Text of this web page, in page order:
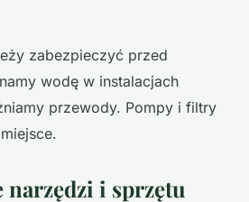
zabezpieczyć przed
wodę w instalacjach
przewody. Pompy i filtry
narzędzi i sprzętu